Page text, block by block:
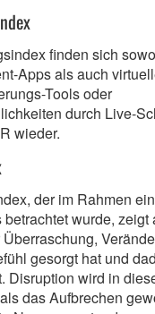
finden sich
Apps als auch
Tools oder
durch Live-
wieder.
der im Rahmen
wurde, zeigt
gesorgt hat und
Disruption wird in
das Aufbrechen